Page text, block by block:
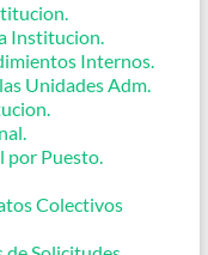
Institucion.
Internos.
Unidades Adm.
por Puesto.
Colectivos